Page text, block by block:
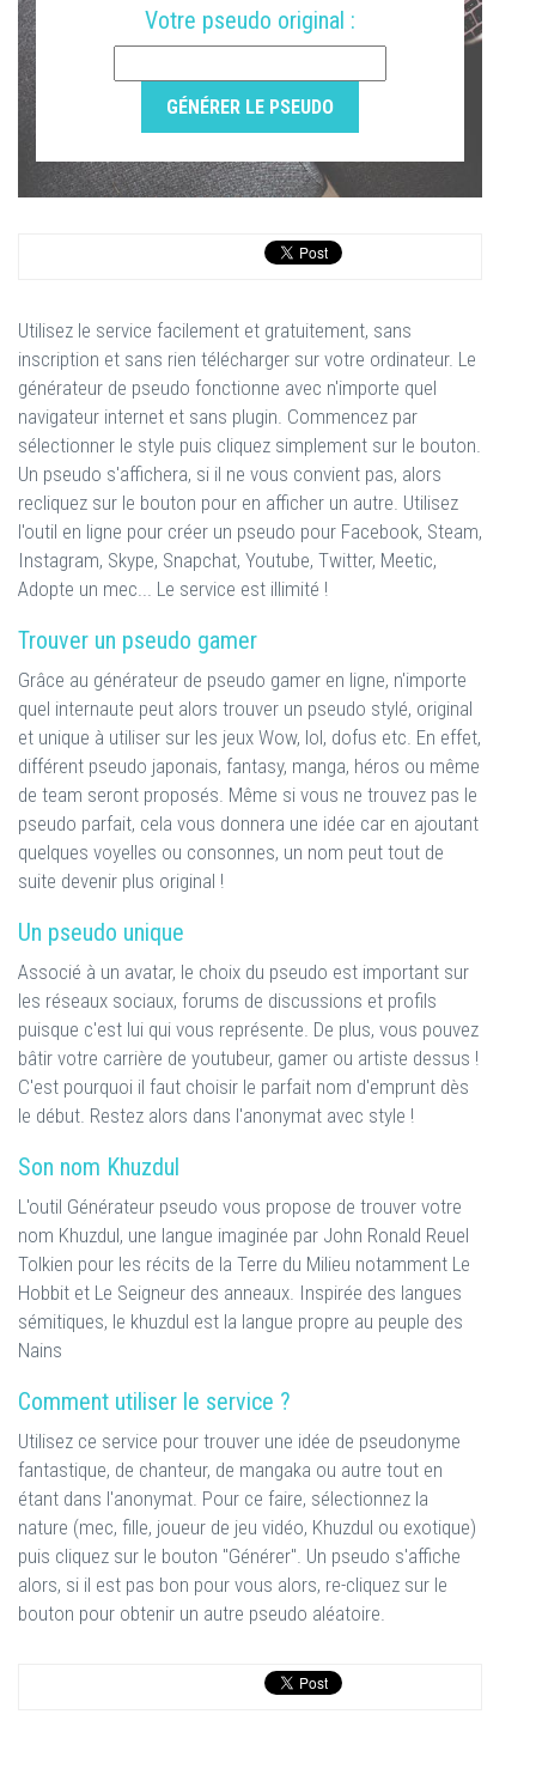
Votre pseudo original :
Utilisez le service facilement et gratuitement, sans
inscription et sans rien télécharger sur votre ordinateur. Le
générateur de pseudo fonctionne avec n'importe quel
navigateur internet et sans plugin. Commencez par
sélectionner le style puis cliquez simplement sur le bouton.
Un pseudo s'affichera, si il ne vous convient pas, alors
recliquez sur le bouton pour en afficher un autre. Utilisez
l'outil en ligne pour créer un pseudo pour Facebook, Steam,
Instagram, Skype, Snapchat, Youtube, Twitter, Meetic,
Adopte un mec... Le service est illimité !
Trouver un pseudo gamer
Grâce au générateur de pseudo gamer en ligne, n'importe
quel internaute peut alors trouver un pseudo stylé, original
et unique à utiliser sur les jeux Wow, lol, dofus etc. En effet,
différent pseudo japonais, fantasy, manga, héros ou même
de team seront proposés. Même si vous ne trouvez pas le
pseudo parfait, cela vous donnera une idée car en ajoutant
quelques voyelles ou consonnes, un nom peut tout de
suite devenir plus original !
Un pseudo unique
Associé à un avatar, le choix du pseudo est important sur
les réseaux sociaux, forums de discussions et profils
puisque c'est lui qui vous représente. De plus, vous pouvez
bâtir votre carrière de youtubeur, gamer ou artiste dessus !
C'est pourquoi il faut choisir le parfait nom d'emprunt dès
le début. Restez alors dans l'anonymat avec style !
Son nom Khuzdul
L'outil Générateur pseudo vous propose de trouver votre
nom Khuzdul, une langue imaginée par John Ronald Reuel
Tolkien pour les récits de la Terre du Milieu notamment Le
Hobbit et Le Seigneur des anneaux. Inspirée des langues
sémitiques, le khuzdul est la langue propre au peuple des
Nains
Comment utiliser le service ?
Utilisez ce service pour trouver une idée de pseudonyme
fantastique, de chanteur, de mangaka ou autre tout en
étant dans l'anonymat. Pour ce faire, sélectionnez la
nature (mec, fille, joueur de jeu vidéo, Khuzdul ou exotique)
puis cliquez sur le bouton "Générer". Un pseudo s'affiche
alors, si il est pas bon pour vous alors, re-cliquez sur le
bouton pour obtenir un autre pseudo aléatoire.